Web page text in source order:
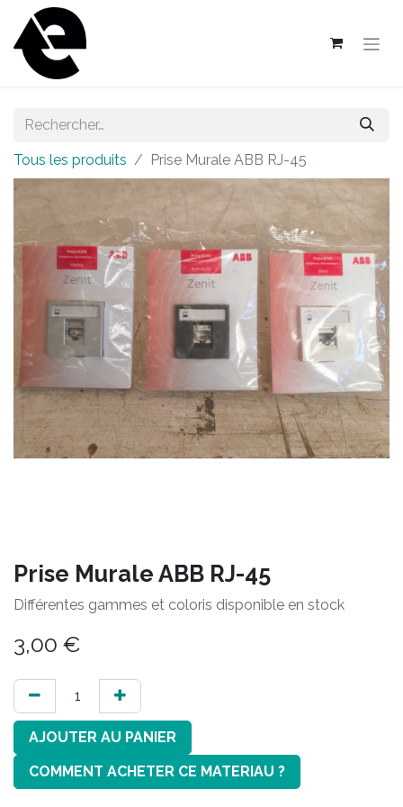
Tous les produits Prise Murale ABB RJ-45
Prise Murale ABB RJ-45
Différentes gammes et coloris disponible en stock
3,00 €
AJOUTER AU PANIER
COMMENT ACHETER CE MATERIAU ?